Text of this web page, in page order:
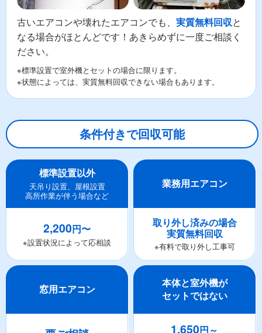
古いエアコンや壊れたエアコンでも、 実質無料回収と
なる場合がほとんどです！あきらめずに一度ご相談く
ださい。
※標準設置で室外機とセットの場合に限ります。
※状態によっては、実質無料回収できない場合もあります。
条件付きで回収可能
標準設置以外
天吊り設置、屋根設置
高所作業が伴う場合など
2,200円〜
※設置状況によって応相談
業務用エアコン
取り外し済みの場合
実質無料回収
※有料で取り外し工事可
窓用エアコン
本体と室外機が
セットではない
1,650円～